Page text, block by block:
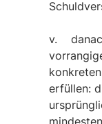
v.
erfüllen: